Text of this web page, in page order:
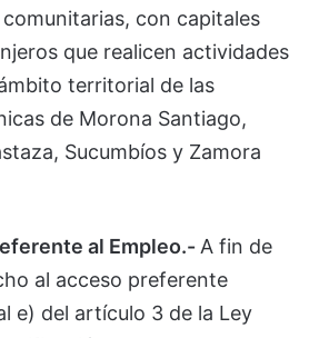
con capitales
que realicen actividades
territorial de las
de Morona Santiago,
Sucumbíos y Zamora
al Empleo.- A fin de
al acceso preferente
e) del artículo 3 de la Ley